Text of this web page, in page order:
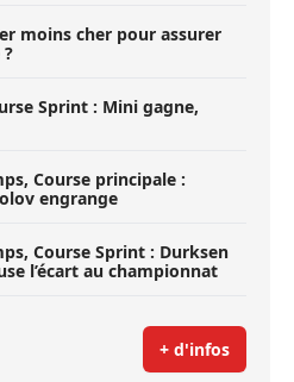
moins cher pour assurer
Sprint : Mini gagne,
Course principale :
engrange
Course Sprint : Durksen
l’écart au championnat
+ d'infos